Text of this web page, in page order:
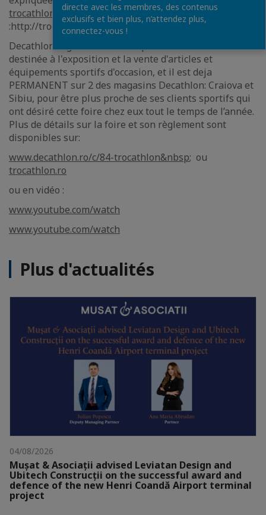
trocathlon
et dans le catalogue en ligne
:http://trocathlon.ro/
Decathlon organise deux fois par an la foire Trocathlon
destinée à l'exposition et la vente d'articles et
équipements sportifs d'occasion, et il est deja
PERMANENT sur 2 des magasins Decathlon: Craiova et
Sibiu, pour être plus proche de ses clients sportifs qui
ont désiré cette foire chez eux tout le temps de l’année.
Plus de détails sur la foire et son règlement sont
disponibles sur:
www.decathlon.ro/c/84-trocathlon&nbsp; ou
trocathlon.ro
ou en vidéo :
www.youtube.com/watch
www.youtube.com/watch
Plus d'actualités
04/08/2026
Mușat & Asociații advised Leviatan Design and
Ubitech Construcții on the successful award and
defence of the new Henri Coandă Airport terminal
project
directe avec les membres, des contenus
exclusifs et bien plus, n’attendez plus,
connectez-vous !